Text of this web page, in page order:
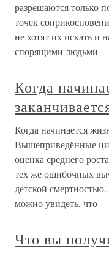
разрешаются только
точек
не хотят их искать и
спорящими людьми
Когда
Когда начинается
Вышеприведённые
оценка среднего
тех же ошибочных
детской
можно увидеть, что
Что вы